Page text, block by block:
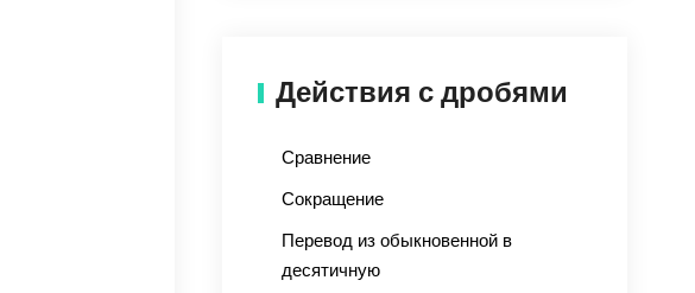
Действия с дробями
Сравнение
Сокращение
Перевод из обыкновенной в
десятичную